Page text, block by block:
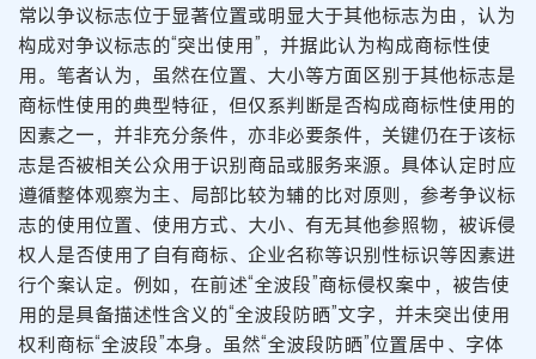
常以争议标志位于显著位置或明显大于其他标志为由，认为
构成对争议标志的“突出使用”，并据此认为构成商标性使
用。笔者认为，虽然在位置、大小等方面区别于其他标志是
商标性使用的典型特征，但仅系判断是否构成商标性使用的
因素之一，并非充分条件，亦非必要条件，关键仍在于该标
志是否被相关公众用于识别商品或服务来源。具体认定时应
遵循整体观察为主、局部比较为辅的比对原则，参考争议标
志的使用位置、使用方式、大小、有无其他参照物，被诉侵
权人是否使用了自有商标、企业名称等识别性标识等因素进
行个案认定。例如，在前述“全波段”商标侵权案中，被告使
用的是具备描述性含义的“全波段防晒”文字，并未突出使用
权利商标“全波段”本身。虽然“全波段防晒”位置居中、字体